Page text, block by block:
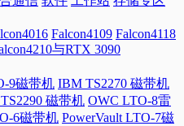
Falcon4109 Falcon4118
与RTX 3090
9磁带机 IBM TS2270 磁带机
磁带机 OWC LTO-8雷
6磁带机 PowerVault LTO-7磁